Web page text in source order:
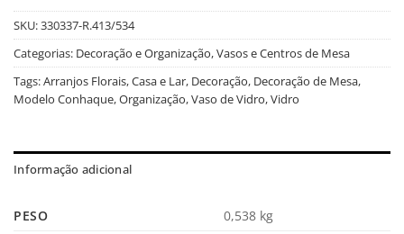
SKU:330337-R.413/534
Categorias: Decoração e Organização,Vasos e Centros de Mesa
Tags:Arranjos Florais,Casa e Lar, Decoração, Decoração de Mesa,
Modelo Conhaque,Organização,Vaso de Vidro,Vidro
Informação adicional
PESO
0,538 kg